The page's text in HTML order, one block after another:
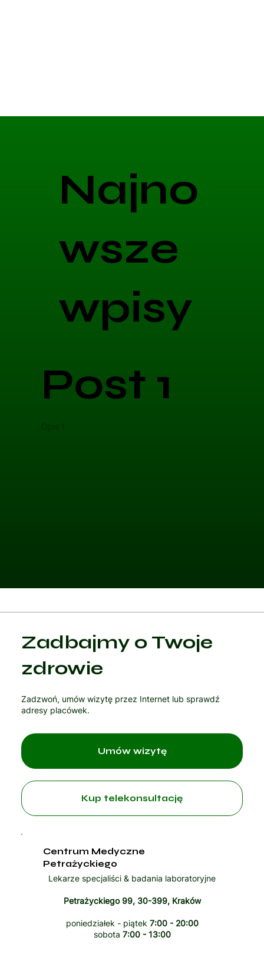
Najno
wsze
wpisy
Post 1
Opis 1
Zadbajmy o Twoje
zdrowie
Zadzwoń, umów wizytę przez Internet lub sprawdź
adresy placówek.
Kup telekonsultację
Centrum Medyczne
Petrażyckiego
Lekarze specjaliści & badania laboratoryjne
Petrażyckiego 99, 30-399, Kraków
poniedziałek - piątek 7:00 - 20:00
sobota 7:00 - 13:00
Umów wizytę